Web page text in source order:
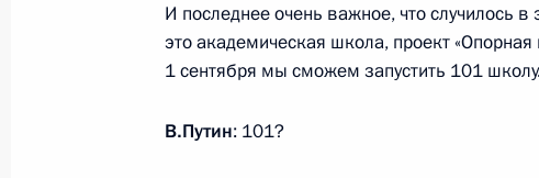
И последнее очень важное, что случилось
это академическая школа, проект
1 сентября мы сможем запустить 101
В.Путин: 101?